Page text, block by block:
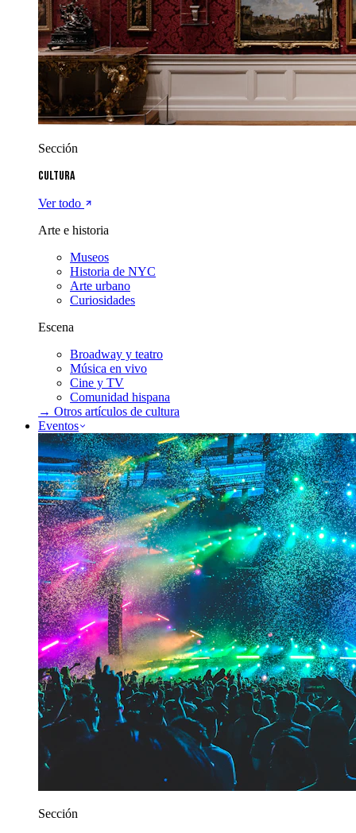
Sección
Cultura
Ver todo
Arte e historia
Museos
Historia de NYC
Arte urbano
Curiosidades
Escena
Broadway y teatro
Música en vivo
Cine y TV
Comunidad hispana
→ Otros artículos de cultura
Eventos
Sección